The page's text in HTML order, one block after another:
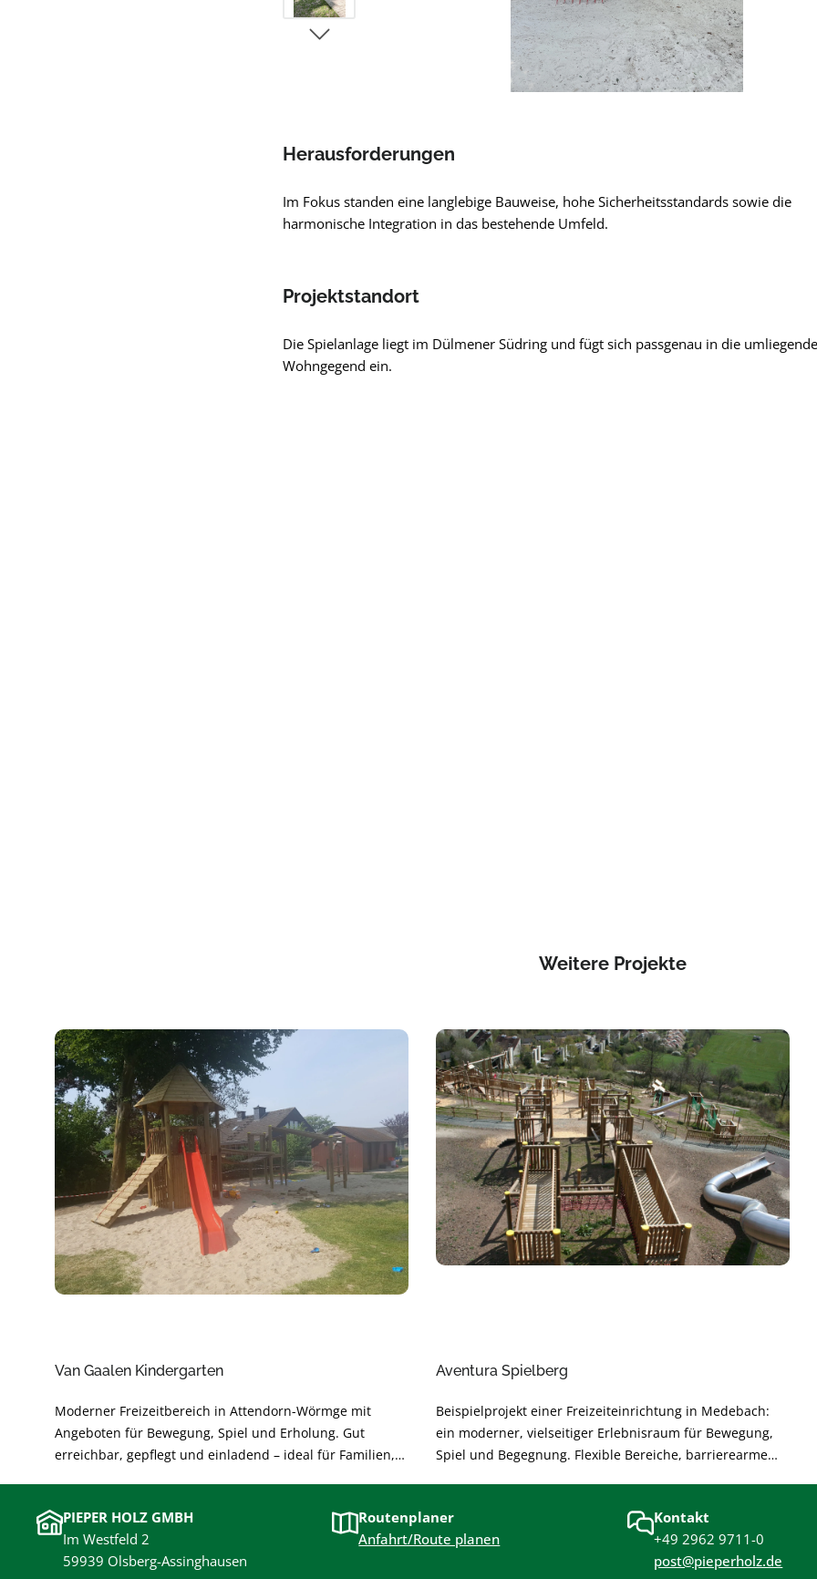
Herausforderungen
Im Fokus standen eine langlebige Bauweise, hohe Sicherheitsstandards sowie die
harmonische Integration in das bestehende Umfeld.
Projektstandort
Die Spielanlage liegt im Dülmener Südring und fügt sich passgenau in die umliegende
Wohngegend ein.
Weitere Projekte
Van Gaalen Kindergarten
Moderner Freizeitbereich in Attendorn-Wörmge mit
Angeboten für Bewegung, Spiel und Erholung. Gut
erreichbar, gepflegt und einladend – ideal für Familien,
Aventura Spielberg
Beispielprojekt einer Freizeiteinrichtung in Medebach:
ein moderner, vielseitiger Erlebnisraum für Bewegung,
Spiel und Begegnung. Flexible Bereiche, barrierearme
geplant und modular erweiterbar – für langfristige
Freude und hohe Alltagstauglichkeit.
PIEPER HOLZ GMBH
Im Westfeld 2
59939 Olsberg-Assinghausen
Routenplaner
Anfahrt/Route planen
Kontakt
+49 2962 9711-0
post@pieperholz.de